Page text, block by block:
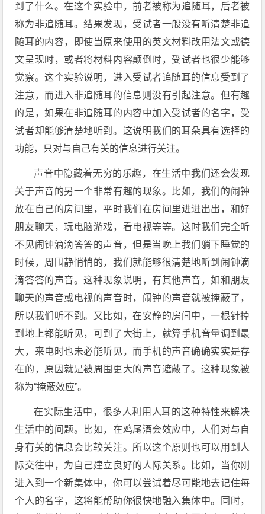
到了什么。在这个实验中，前者被称为追随耳，后者被
称为非追随耳。结果发现，受试者一般没有听清楚非追
随耳的内容，即使当原来使用的英文材料改用法文或德
文呈现时，或者将材料内容颠倒时，受试者也很少能够
觉察。这个实验说明，进入受试者追随耳的信息受到了
注意，而进入非追随耳的信息则没有引起注意。但有趣
的是，如果在非追随耳的内容中加入受试者的名字，受
试者却能够清楚地听到。这说明我们的耳朵具有选择的
功能，只对与自己有关的信息进行关注。
声音中隐藏着无穷的乐趣，在生活中我们还会发现
关于声音的另一个非常有趣的现象。比如，我们的闹钟
放在自己的房间里，平时我们在房间里进进出出，和好
朋友聊天，玩电脑游戏，看电视等等。这时我们完全听
不见闹钟滴滴答答的声音，但是当晚上我们躺下睡觉的
时候，周围静悄悄的，我们就能够很清楚地听到闹钟滴
滴答答的声音。这种现象说明，有其他声音，如和朋友
聊天的声音或电视的声音时，闹钟的声音就被掩蔽了，
所以我们听不到。又比如，在安静的房间中，一根针掉
到地上都能听见，可到了大街上，就算手机音量调到最
大，来电时也未必能听见，而手机的声音确确实实是存
在的，原因就是被周围更大的声音遮蔽了。这种现象被
称为“掩蔽效应”。
在实际生活中，很多人利用人耳的这种特性来解决
生活中的问题。比如，在鸡尾酒会效应中，人们对与自
身有关的信息会比较关注。所以这个原则也可以用到人
际交往中，为自己建立良好的人际关系。比如，当你刚
进入到一个新集体中，你可以尝试着尽可能地去记住每
个人的名字，这将能帮助你很快地融入集体中。同时，